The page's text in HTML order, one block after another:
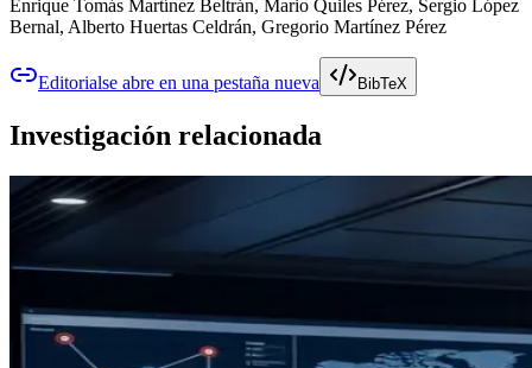
Enrique Tomás Martínez Beltrán, Mario Quiles Pérez, Sergio López
Bernal, Alberto Huertas Celdrán, Gregorio Martínez Pérez
Editorialse abre en una pestaña nueva BibTeX
Investigación relacionada